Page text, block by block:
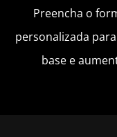
Preencha o
personalizada
base e